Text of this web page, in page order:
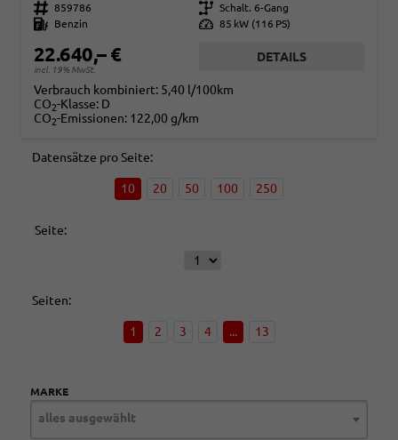
Fahrzeugnr. 859786 Getriebe Schalt. 6-Gang
Kraftstoff
Benzin Leistung 85 kW (116 PS)
22.640,– €
incl. 19% MwSt.
DETAILS
Verbrauch kombiniert: 5,40 l/100km
CO2-Klasse: D
CO2-Emissionen: 122,00 g/km
Datensätze pro Seite:
10 20 50 100 250
Seite:
Seiten:
1 2 3 4 ... 13
MARKE
alles ausgewählt